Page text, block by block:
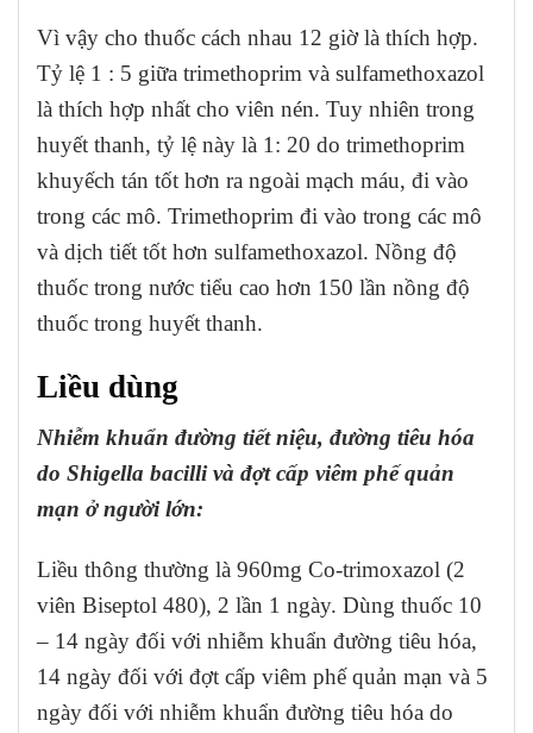
Vì vậy cho thuốc cách nhau 12 giờ là thích hợp.
Tỷ lệ 1 : 5 giữa trimethoprim và sulfamethoxazol
là thích hợp nhất cho viên nén. Tuy nhiên trong
huyết thanh, tỷ lệ này là 1: 20 do trimethoprim
khuyếch tán tốt hơn ra ngoài mạch máu, đi vào
trong các mô. Trimethoprim đi vào trong các mô
và dịch tiết tốt hơn sulfamethoxazol. Nồng độ
thuốc trong nước tiểu cao hơn 150 lần nồng độ
thuốc trong huyết thanh.
Liều dùng
Nhiễm khuẩn đường tiết niệu, đường tiêu hóa
do Shigella bacilli và đợt cấp viêm phế quản
mạn ở người lớn:
Liều thông thường là 960mg Co-trimoxazol (2
viên Biseptol 480), 2 lần 1 ngày. Dùng thuốc 10
– 14 ngày đối với nhiễm khuẩn đường tiêu hóa,
14 ngày đối với đợt cấp viêm phế quản mạn và 5
ngày đối với nhiễm khuẩn đường tiêu hóa do